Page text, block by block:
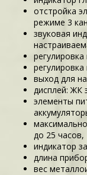
отстройка
режиме 3
звуковая
выход для
дисплей: ЖК
элементы
до 25 часов,
индикатор
длина
вес